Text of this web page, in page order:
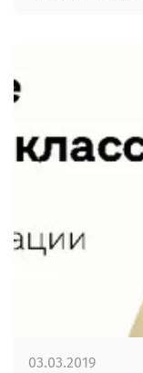
03.03.2019